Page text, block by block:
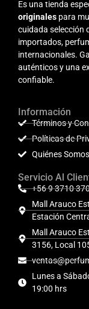
Es una tienda
originales para
cuidada selección
importados,
internacionales.
auténticos y una
confiable.
Información
Términos y
Políticas de
Quiénes Somos
Servicio Al
+56 9 3710
Mall Arauco
Estación
Mall Arauco
3156, Local
Lunes a
19:00 hrs